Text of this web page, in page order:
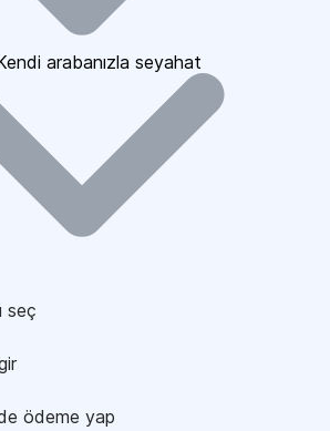
arabanızla seyahat
seç
ödeme yap